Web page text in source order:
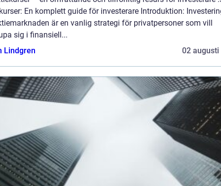
En komplett guide för investerare Introduktion:
är en vanlig strategi för privatpersoner som vill
sig i finansiell...
Lindgren
02 augusti